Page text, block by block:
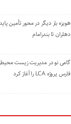
هویزه بار دیگر در محور تأمین
دهلران تا بندرامام
‌فارس پروژه LCA را آغاز کرد